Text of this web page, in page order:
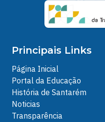
Principais Links
Página Inicial
Portal da Educação
História de Santarém
Noticias
Transparência